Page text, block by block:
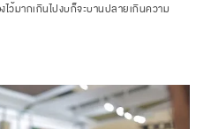
ว้มากเกินไปงบก็จะบานปลายเกินความ